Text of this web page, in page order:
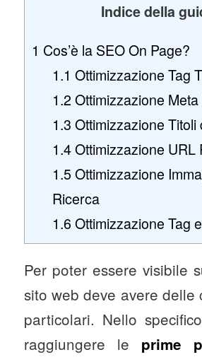
Indice della
1 Cos’è la SEO On Page?
1.1 Ottimizzazione Tag
1.2 Ottimizzazione
1.3 Ottimizzazione
1.4Ottimizzazione URL
1.5 Ottimizzazione
Ricerca
1.6 Ottimizzazione Tag
Per poter essere visibile
sito web deve avere delle
particolari. Nello
raggiungere le prime